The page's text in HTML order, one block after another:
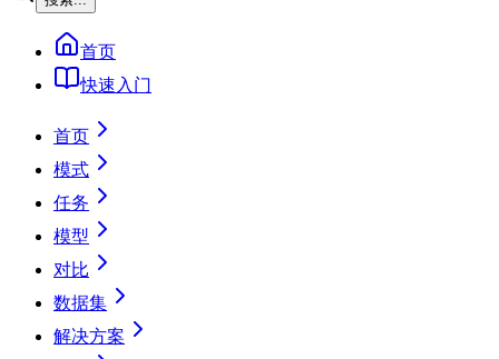
首页
快速入门
首页
模式
任务
模型
对比
数据集
解决方案